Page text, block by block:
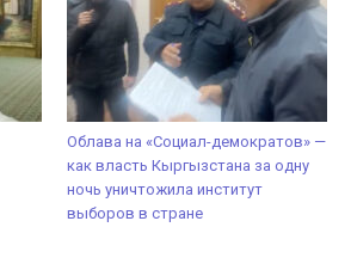
Облава на «Социал-демократов» —
как власть Кыргызстана за одну
ночь уничтожила институт
выборов в стране